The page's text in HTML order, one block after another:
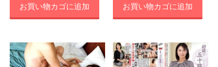
お買い物カゴに追加 お買い物カゴに追加